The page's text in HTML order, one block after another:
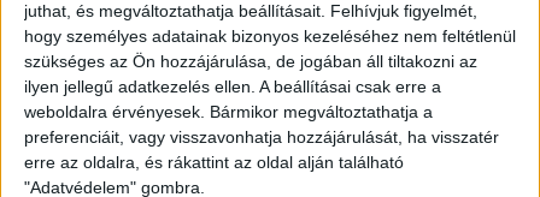
juthat, és megváltoztathatja beállításait. Felhívjuk figyelmét,
hogy személyes adatainak bizonyos kezeléséhez nem feltétlenül
szükséges az Ön hozzájárulása, de jogában áll tiltakozni az
ilyen jellegű adatkezelés ellen. A beállításai csak erre a
weboldalra érvényesek. Bármikor megváltoztathatja a
preferenciáit, vagy visszavonhatja hozzájárulását, ha visszatér
erre az oldalra, és rákattint az oldal alján található
"Adatvédelem" gombra.
Lengyelországnak, mivel nem ültették át a hazai
jogrendbe teljes mértékben a belső villamosenergia-
piacra vonatkozó, az (EU) 2019/944 irányelvben
meghatározott uniós szabályokat. A vonatkozó határidő
2020. december 31. volt.
A Bizottság emellett Belgiumnak, Észtországnak,